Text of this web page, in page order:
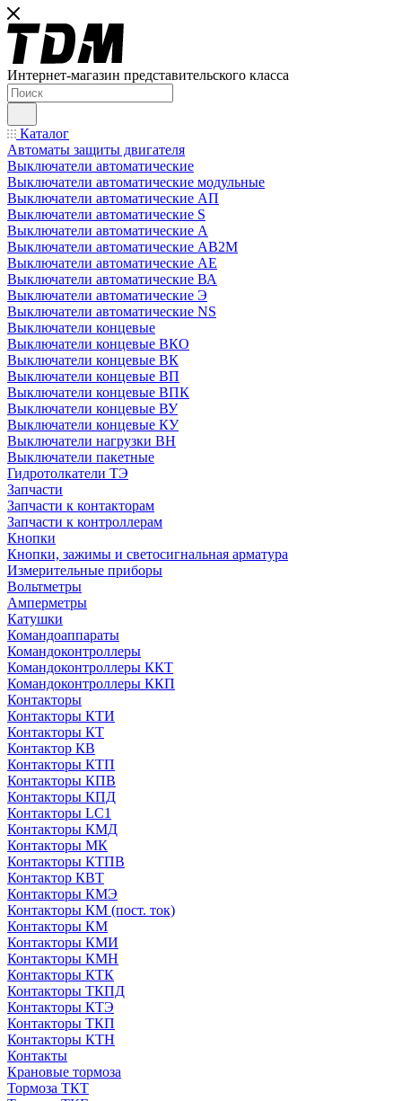
Интернет-магазин представительского класса
Каталог
Автоматы защиты двигателя
Выключатели автоматические
Выключатели автоматические модульные
Выключатели автоматические АП
Выключатели автоматические S
Выключатели автоматические А
Выключатели автоматические АВ2М
Выключатели автоматические АЕ
Выключатели автоматические ВА
Выключатели автоматические Э
Выключатели автоматические NS
Выключатели концевые
Выключатели концевые ВКО
Выключатели концевые ВК
Выключатели концевые ВП
Выключатели концевые ВПК
Выключатели концевые ВУ
Выключатели концевые КУ
Выключатели нагрузки ВН
Выключатели пакетные
Гидротолкатели ТЭ
Запчасти
Запчасти к контакторам
Запчасти к контроллерам
Кнопки
Кнопки, зажимы и светосигнальная арматура
Измерительные приборы
Вольтметры
Амперметры
Катушки
Командоаппараты
Командоконтроллеры
Командоконтроллеры ККТ
Командоконтроллеры ККП
Контакторы
Контакторы КТИ
Контакторы КТ
Контактор КВ
Контакторы КТП
Контакторы КПВ
Контакторы КПД
Контакторы LC1
Контакторы КМД
Контакторы МК
Контакторы КТПВ
Контактор КВТ
Контакторы КМЭ
Контакторы КМ (пост. ток)
Контакторы КМ
Контакторы КМИ
Контакторы КМН
Контакторы КТК
Контакторы ТКПД
Контакторы КТЭ
Контакторы ТКП
Контакторы КТН
Контакты
Крановые тормоза
Тормоза ТКТ